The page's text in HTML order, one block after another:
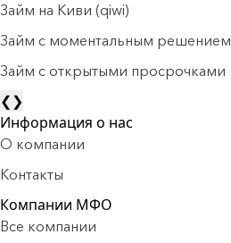
Займ на Киви (qiwi)
Займ c моментальным решением
Займ с открытыми просрочками
❮❯
Информация о нас
О компании
Контакты
Компании МФО
Все компании